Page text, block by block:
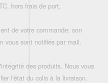
hors frais de port,
de votre commande: son
vous sont notifiés par mail.
des produits. Nous vous
l'état du colis à la livraison.